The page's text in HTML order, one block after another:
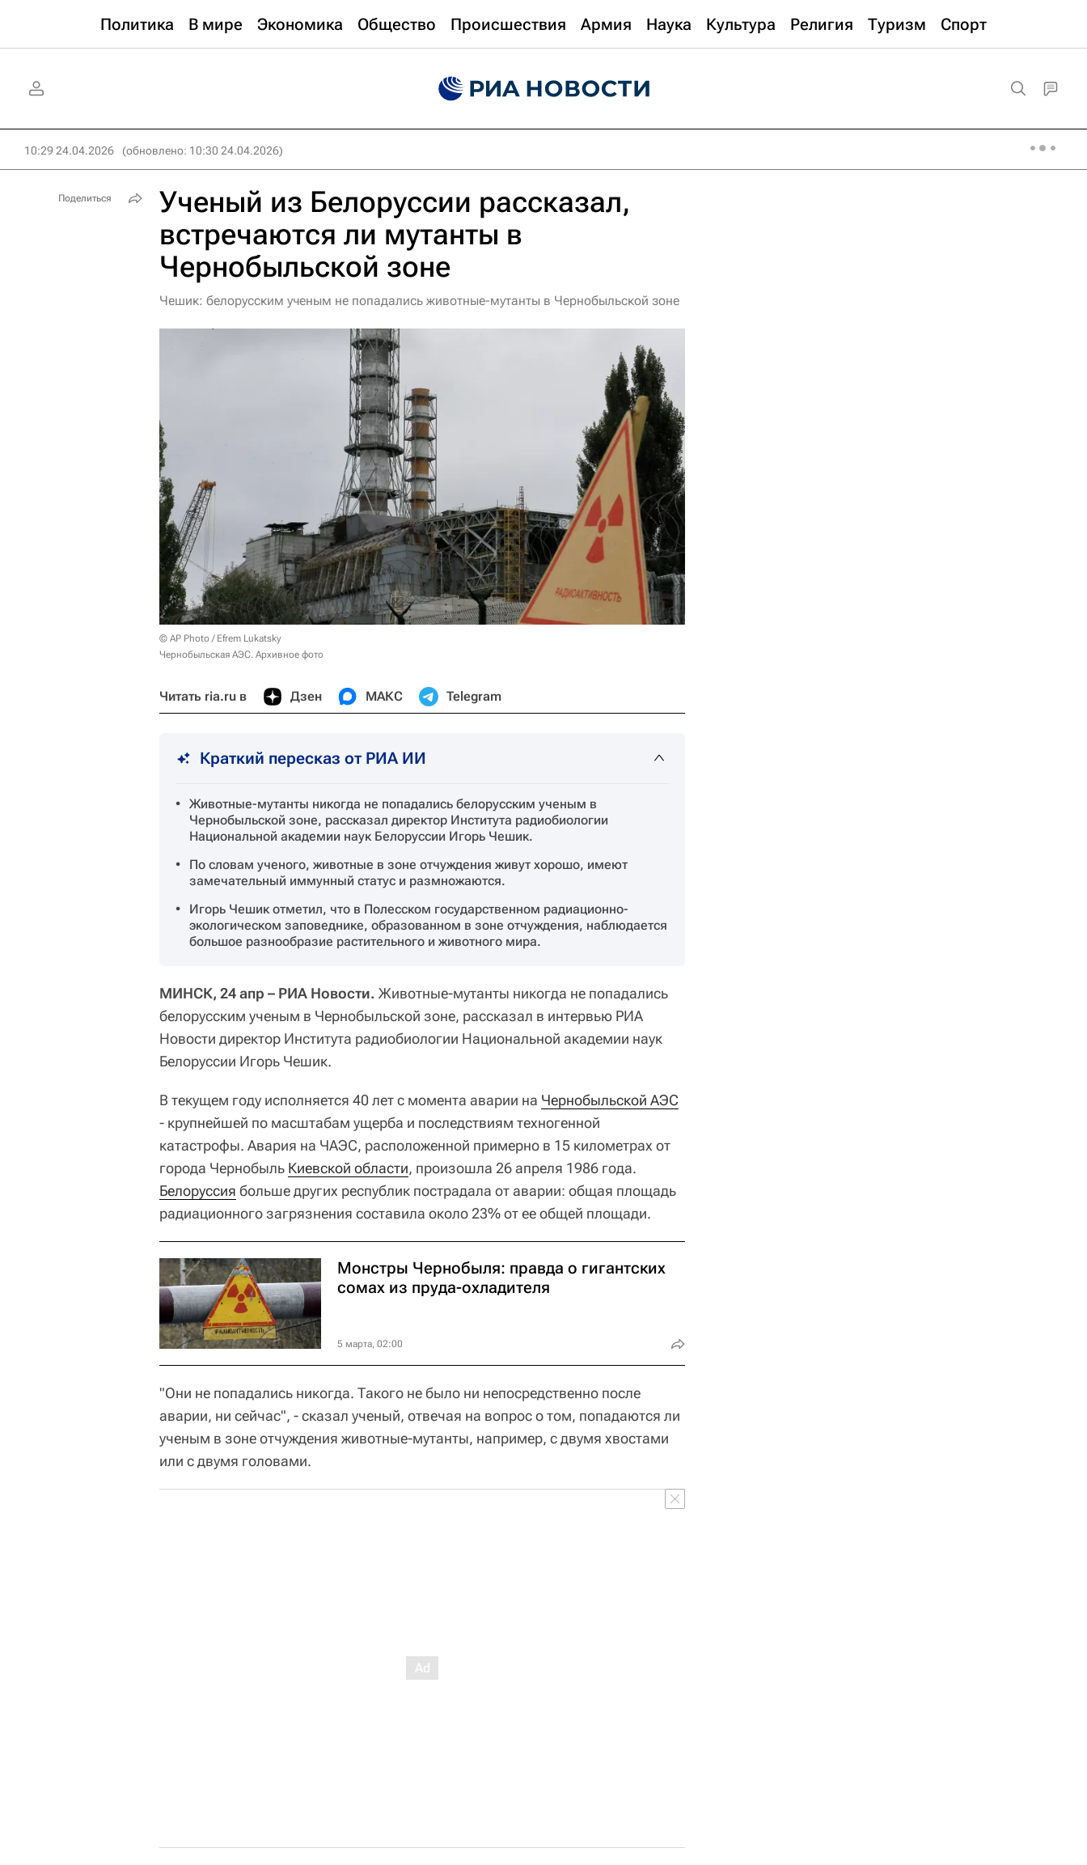
Политика В мире Экономика Общество Происшествия Армия Наука Культура Религия Туризм Спорт
10:29 24.04.2026 (обновлено: 10:30 24.04.2026)
Ученый из Белоруссии рассказал,
встречаются ли мутанты в
Чернобыльской зоне
Чешик: белорусским ученым не попадались животные-мутанты в Чернобыльской зоне
© AP Photo / Efrem Lukatsky
Чернобыльская АЭС. Архивное фото
Читать ria.ru в Дзен МАКС Telegram
Краткий пересказ от РИА ИИ
Животные-мутанты никогда не попадались белорусским ученым в
Чернобыльской зоне, рассказал директор Института радиобиологии
Национальной академии наук Белоруссии Игорь Чешик.
По словам ученого, животные в зоне отчуждения живут хорошо, имеют
замечательный иммунный статус и размножаются.
Игорь Чешик отметил, что в Полесском государственном радиационно-
экологическом заповеднике, образованном в зоне отчуждения, наблюдается
большое разнообразие растительного и животного мира.
МИНСК, 24 апр – РИА Новости. Животные-мутанты никогда не попадались
белорусским ученым в Чернобыльской зоне, рассказал в интервью РИА
Новости директор Института радиобиологии Национальной академии наук
Белоруссии Игорь Чешик.
В текущем году исполняется 40 лет с момента аварии на Чернобыльской АЭС
- крупнейшей по масштабам ущерба и последствиям техногенной
катастрофы. Авария на ЧАЭС, расположенной примерно в 15 километрах от
города Чернобыль Киевской области, произошла 26 апреля 1986 года.
Белоруссия больше других республик пострадала от аварии: общая площадь
радиационного загрязнения составила около 23% от ее общей площади.
Монстры Чернобыля: правда о гигантских
сомах из пруда-охладителя
5 марта, 02:00
"Они не попадались никогда. Такого не было ни непосредственно после
аварии, ни сейчас", - сказал ученый, отвечая на вопрос о том, попадаются ли
ученым в зоне отчуждения животные-мутанты, например, с двумя хвостами
или с двумя головами.
Поделиться